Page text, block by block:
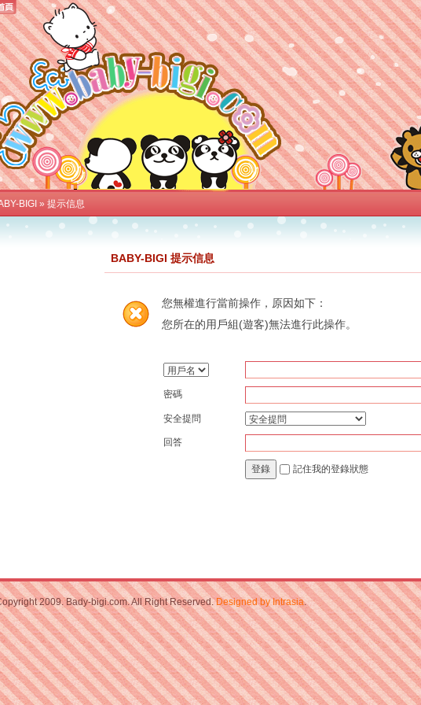
BIGI » 提示信息
BABY-BIGI 提示信息
您無權進行當前操作，原因如下：
您所在的用戶組(遊客)無法進行此操作。
密碼
安全提問
回答
登錄 記住我的登錄狀態
2009. Bady-bigi.com. All Right Reserved.Designed by Intrasia.